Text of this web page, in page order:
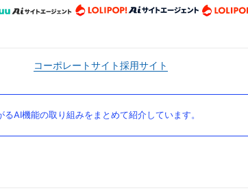
コーポレートサイト採用サイト
AI機能の取り組みをまとめて紹介しています。